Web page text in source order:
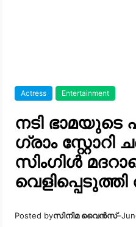
Actress Entertainment
നടി ഭാമയുടെ
ഗ്രാം സ്റ്റോറി
സിം​ഗിൾ
വെളിപ്പെടുത്തി
Posted byസിനിമ വൈൻസ്–